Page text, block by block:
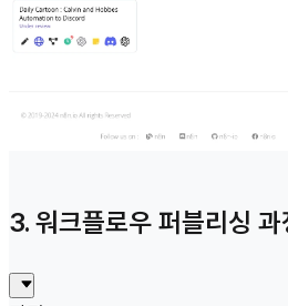
3. 워크플로우 퍼블리싱 과